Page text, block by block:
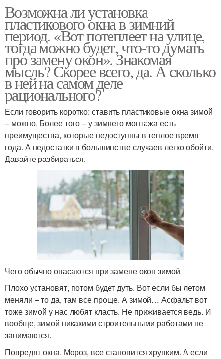
Возможна ли установка
пластикового окна в зимний
период. «Вот потеплеет на улице,
тогда можно будет, что-то думать
про замену окон». Знакомая
мысль? Скорее всего, да. А сколько
в ней на самом деле
рационального?
Если говорить коротко: ставить пластиковые окна зимой
– можно. Более того – у зимнего монтажа есть
преимущества, которые недоступны в теплое время
года. А недостатки в большинстве случаев легко обойти.
Давайте разбираться.
Чего обычно опасаются при замене окон зимой
Плохо установят, потом будет дуть. Вот если бы летом
меняли – то да, там все проще. А зимой… Асфальт вот
тоже зимой у нас любят класть. Не приживается ведь. И
вообще, зимой никакими строительными работами не
занимаются.
Повредят окна. Мороз, все становится хрупким. А если